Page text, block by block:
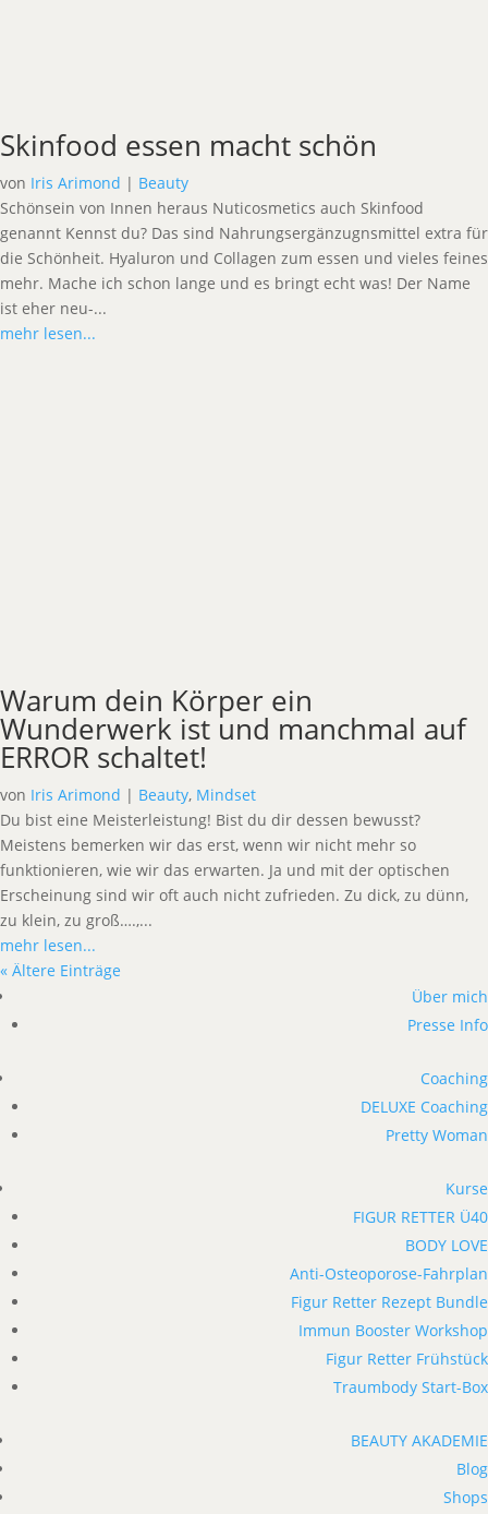
Skinfood essen macht schön
von Iris Arimond | Beauty
Schönsein von Innen heraus Nuticosmetics auch Skinfood
genannt Kennst du? Das sind Nahrungsergänzugnsmittel extra für
die Schönheit. Hyaluron und Collagen zum essen und vieles feines
mehr. Mache ich schon lange und es bringt echt was! Der Name
ist eher neu-...
mehr lesen...
Warum dein Körper ein
Wunderwerk ist und manchmal auf
ERROR schaltet!
von Iris Arimond | Beauty, Mindset
Du bist eine Meisterleistung! Bist du dir dessen bewusst?
Meistens bemerken wir das erst, wenn wir nicht mehr so
funktionieren, wie wir das erwarten. Ja und mit der optischen
Erscheinung sind wir oft auch nicht zufrieden. Zu dick, zu dünn,
zu klein, zu groß….,...
mehr lesen...
« Ältere Einträge
Über mich
Presse Info
Coaching
DELUXE Coaching
Pretty Woman
Kurse
FIGUR RETTER Ü40
BODY LOVE
Anti-Osteoporose-Fahrplan
Figur Retter Rezept Bundle
Immun Booster Workshop
Figur Retter Frühstück
Traumbody Start-Box
BEAUTY AKADEMIE
Blog
Shops